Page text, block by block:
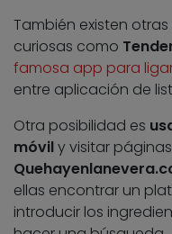
También existen
curiosas como
famosa app para
entre aplicación de
Otra posibilidad es
móvily visitar
ellas encontrar un
introducir los